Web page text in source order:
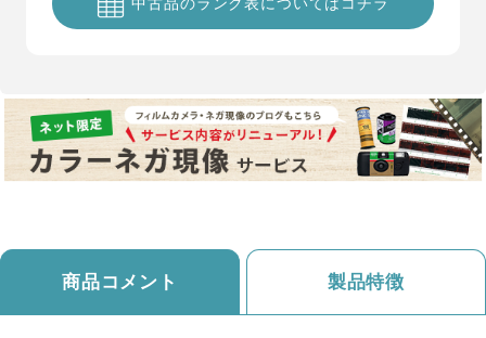
商品コメント 製品特徴